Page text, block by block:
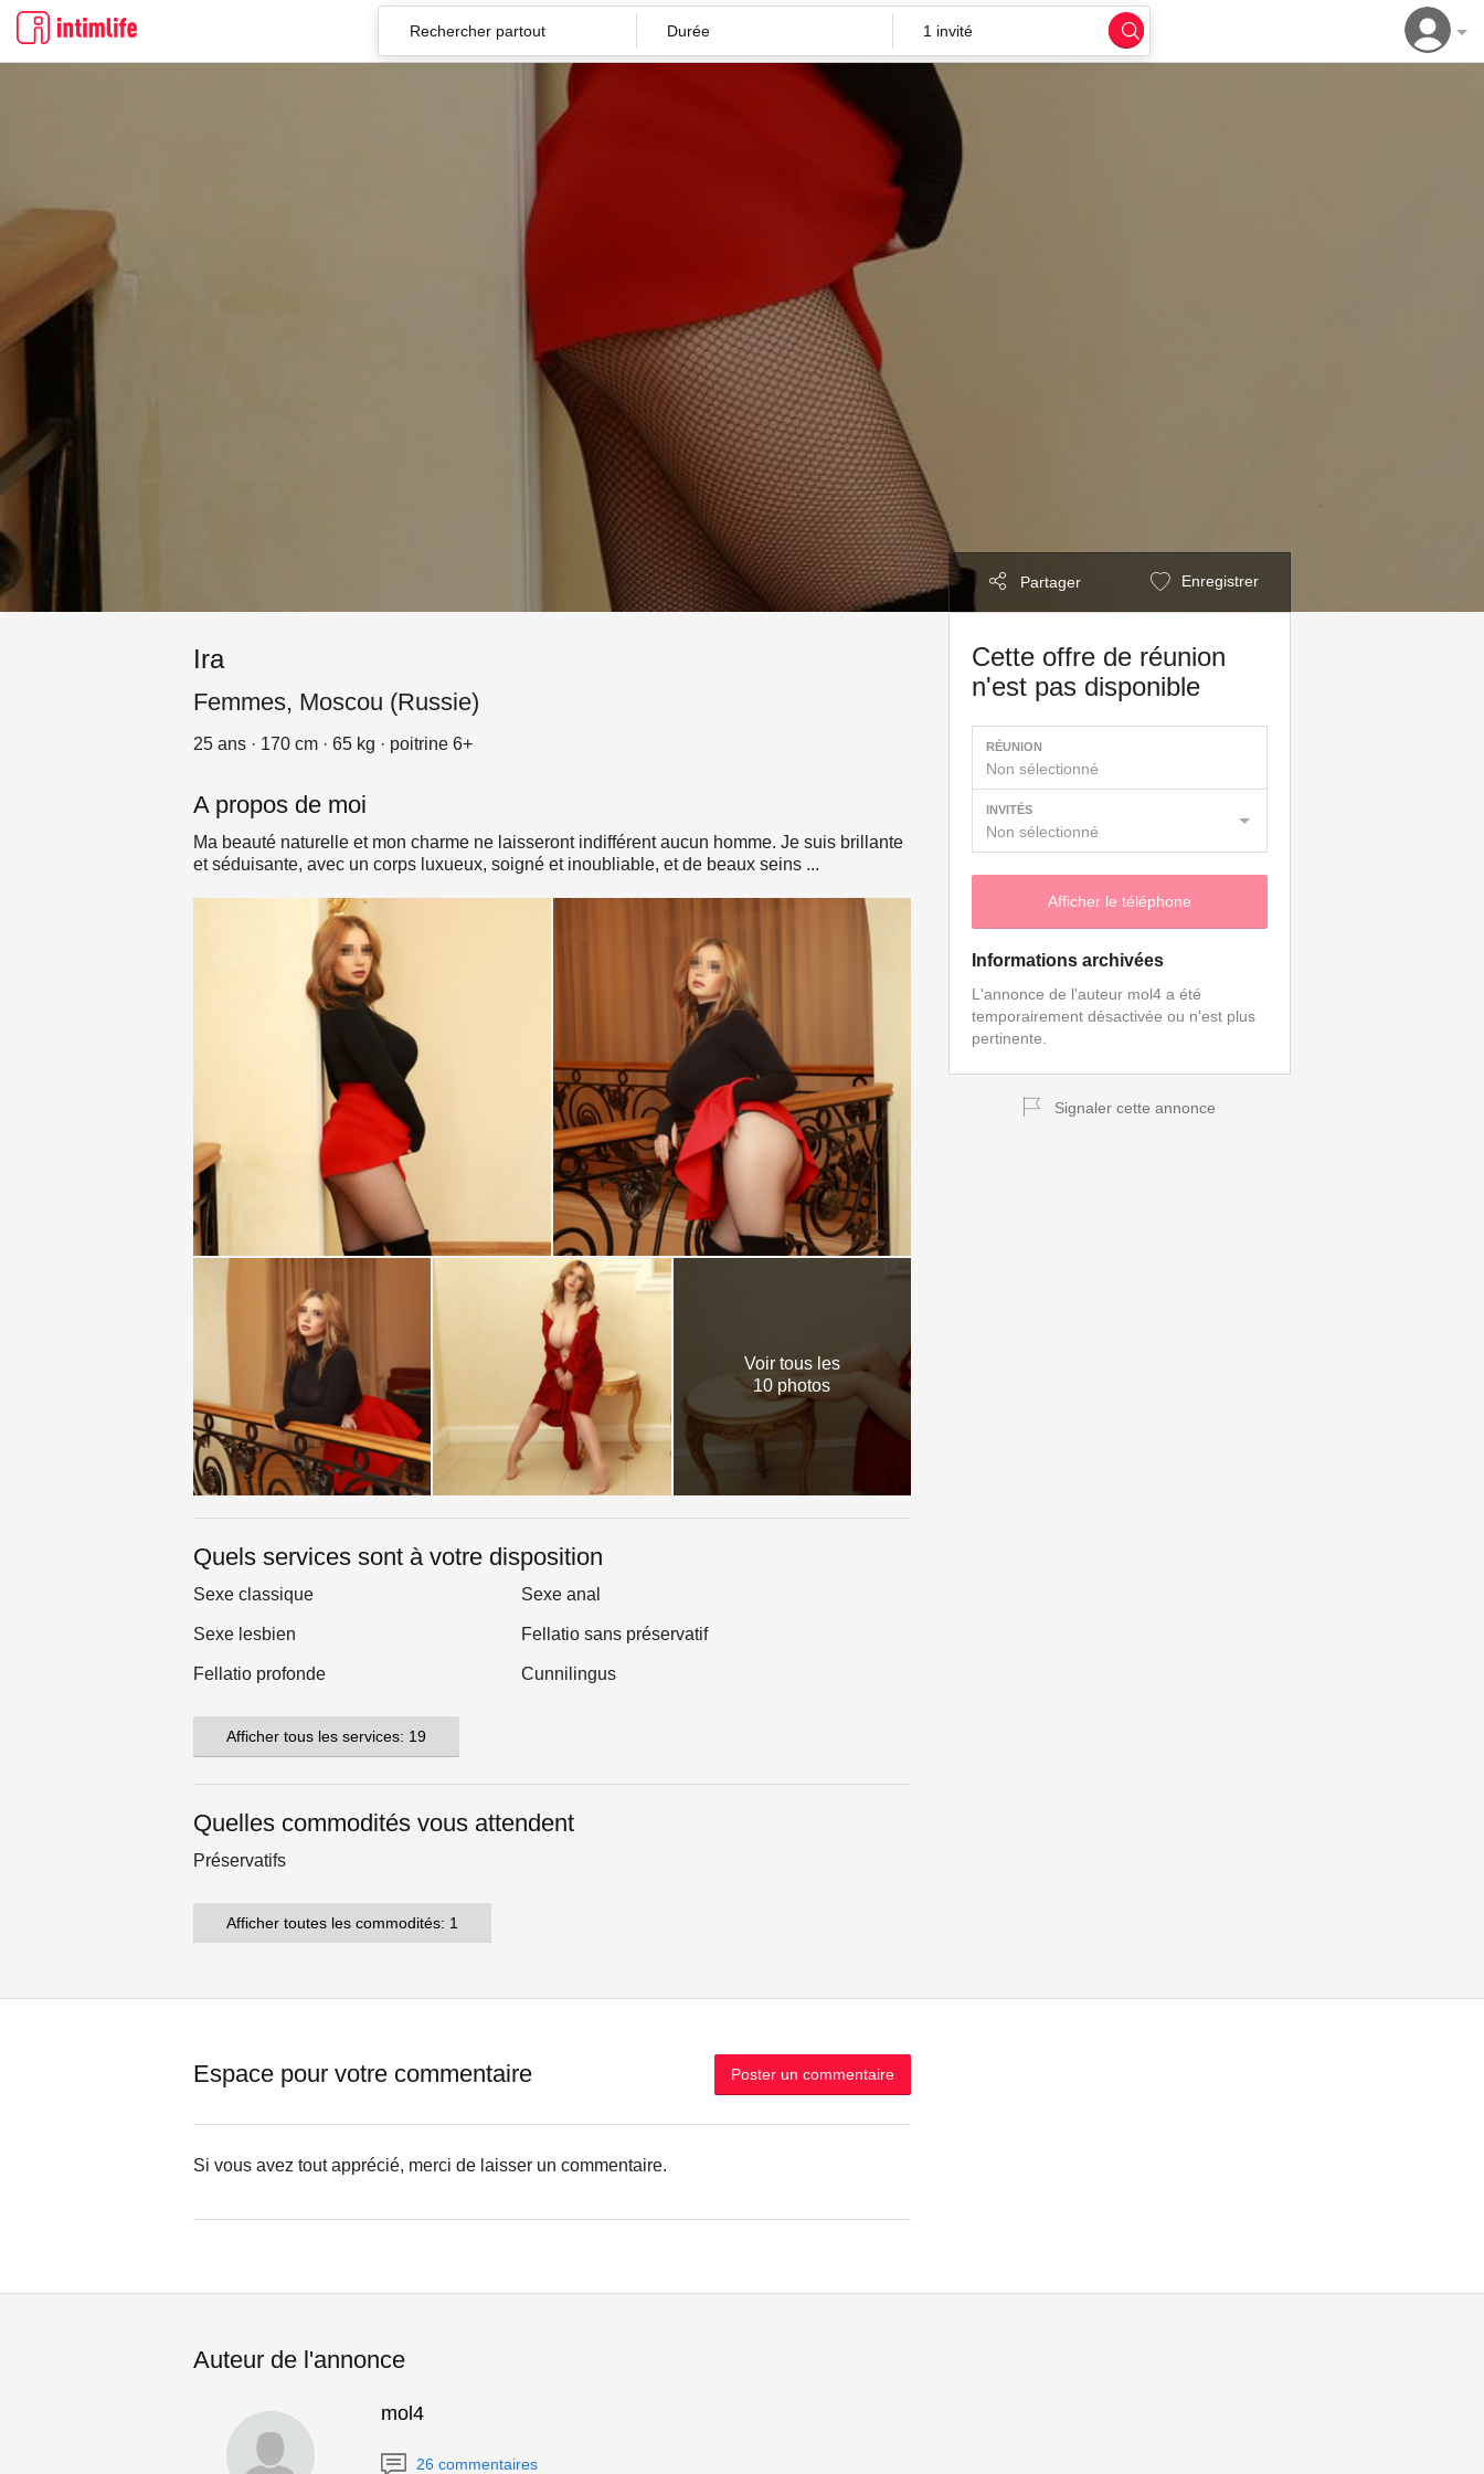
Durée 1 invité
Partager Enregistrer
Cette offre de réunion
n'est pas disponible
RÉUNION
Non sélectionné
INVITÉS
Non sélectionné
Afficher le téléphone
Informations archivées
L'annonce de l'auteur mol4 a été
temporairement désactivée ou n'est plus
pertinente.
Signaler cette annonce
Ira
Femmes, Moscou (Russie)
25 ans · 170 cm · 65 kg · poitrine 6+
A propos de moi
Ma beauté naturelle et mon charme ne laisseront indifférent aucun homme. Je suis brillante
et séduisante, avec un corps luxueux, soigné et inoubliable, et de beaux seins ...
Voir tous les
10 photos
Quels services sont à votre disposition
Sexe classique Sexe anal
Sexe lesbien Fellatio sans préservatif
Fellatio profonde Cunnilingus
Afficher tous les services: 19
Quelles commodités vous attendent
Préservatifs
Afficher toutes les commodités: 1
Espace pour votre commentaire Poster un commentaire
Si vous avez tout apprécié, merci de laisser un commentaire.
Auteur de l'annonce
mol4
26 commentaires